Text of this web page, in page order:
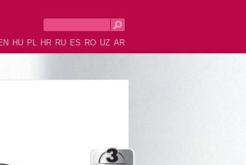
HU PL HR RU ES RO UZ AR